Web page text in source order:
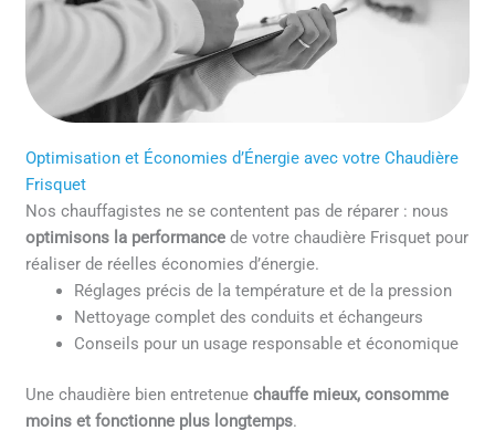
Optimisation et Économies d’Énergie avec votre Chaudière
Frisquet
Nos chauffagistes ne se contentent pas de réparer : nous
optimisons la performance de votre chaudière Frisquet pour
réaliser de réelles économies d’énergie.
Réglages précis de la température et de la pression
Nettoyage complet des conduits et échangeurs
Conseils pour un usage responsable et économique
Une chaudière bien entretenuechauffe mieux, consomme
moins et fonctionne plus longtemps.